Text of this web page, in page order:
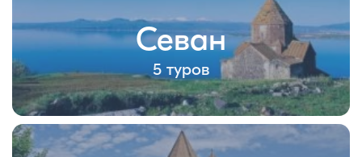
Севан
5 туров